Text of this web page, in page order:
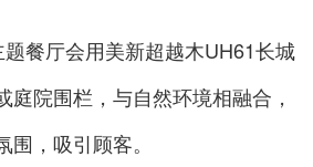
餐厅会用美新超越木UH61长城
庭院围栏，与自然环境相融合，
，吸引顾客。